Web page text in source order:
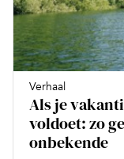
Verhaal
Als je
voldoet: zo
onbekende